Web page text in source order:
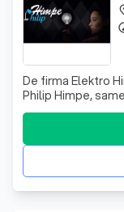
De firma Elektro
Philip Himpe,
blijven evolueren
grootste
wij eigenaar van
R. Vansteenbrug